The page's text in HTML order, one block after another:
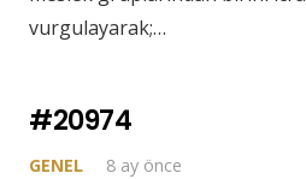
vurgulayarak;…
#20974
GENEL 8 ay önce